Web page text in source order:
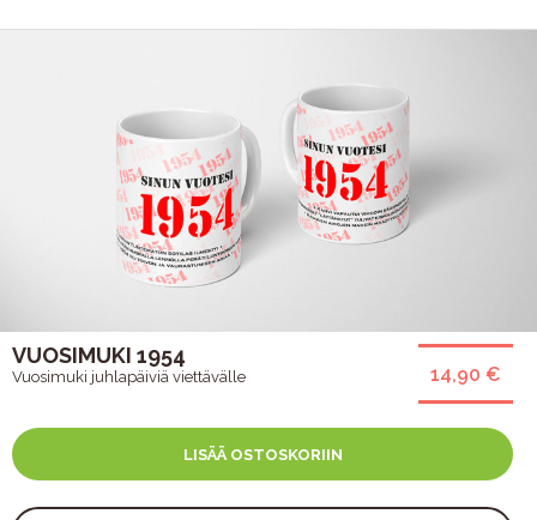
14,90 €
VUOSIMUKI 1954
Vuosimuki juhlapäiviä viettävälle
LISÄÄ OSTOSKORIIN